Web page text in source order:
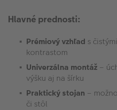
Hlavné prednosti:
Prémiový vzhľad s
kontrastom
Univerzálna montáž –
výšku aj na šírku
Praktický stojan –
či stôl